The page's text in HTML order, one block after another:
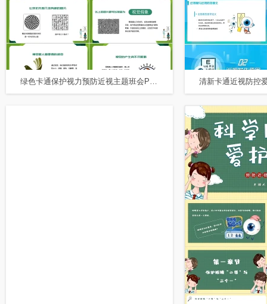
绿色卡通保护视力预防近视主题班会PPT模板